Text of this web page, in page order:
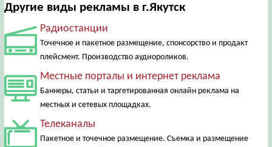
Другие виды рекламы в г.Якутск
Радиостанции
Точечное и пакетное размещение, спонсорство и продакт
плейсмент. Производство аудиороликов.
Местные порталы и интернет реклама
Баннеры, статьи и таргетированная онлайн реклама на
местных и сетевых площадках.
Телеканалы
Пакетное и точечное размещение. Съемка и размещение